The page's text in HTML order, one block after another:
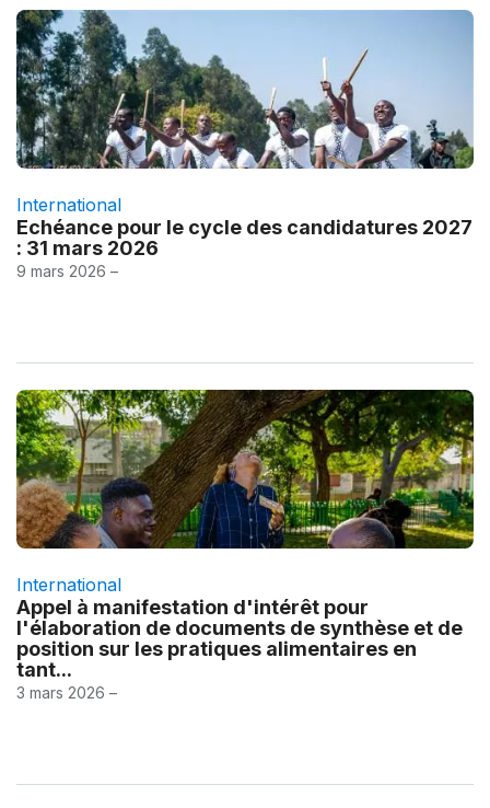
International
Echéance pour le cycle des candidatures 2027
: 31 mars 2026
9 mars 2026 –
International
Appel à manifestation d'intérêt pour
l'élaboration de documents de synthèse et de
position sur les pratiques alimentaires en
tant...
3 mars 2026 –